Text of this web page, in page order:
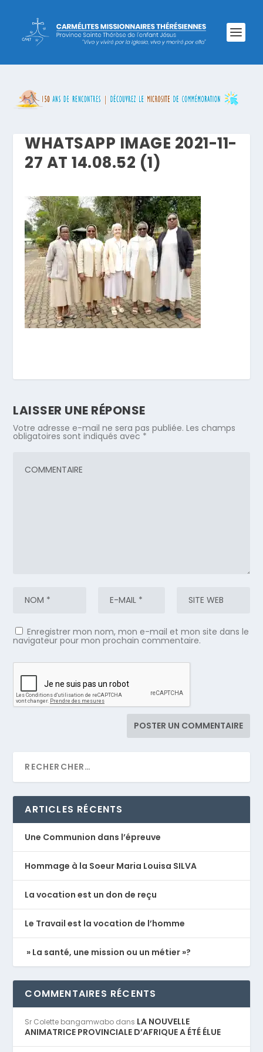
WHATSAPP IMAGE 2021-11-
27 AT 14.08.52 (1)
LAISSER UNE RÉPONSE
Votre adresse e-mail ne sera pas publiée. Les champs
obligatoires sont indiqués avec *
Enregistrer mon nom, mon e-mail et mon site dans le
navigateur pour mon prochain commentaire.
ARTICLES RÉCENTS
Une Communion dans l’épreuve
Hommage à la Soeur Maria Louisa SILVA
La vocation est un don de reçu
Le Travail est la vocation de l’homme
» La santé, une mission ou un métier »?
COMMENTAIRES RÉCENTS
Sr Colette bangamwabo dans LA NOUVELLE
ANIMATRICE PROVINCIALE D’AFRIQUE A ÉTÉ ÉLUE